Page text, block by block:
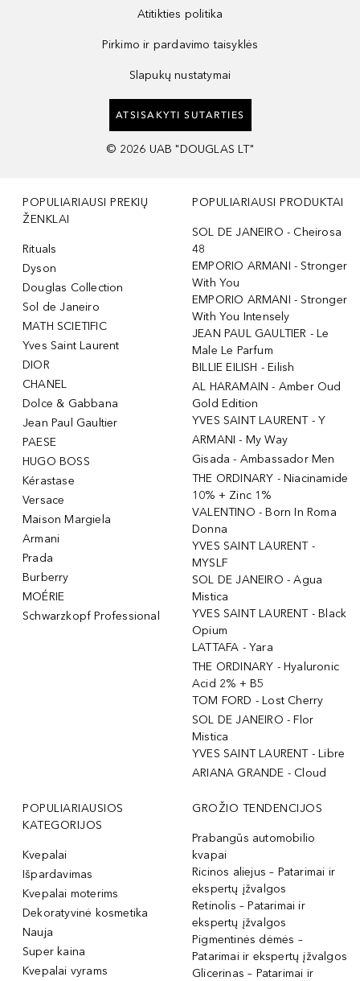
Atitikties politika
Pirkimo ir pardavimo taisyklės
Slapukų nustatymai
ATSISAKYTI SUTARTIES
© 2026 UAB "DOUGLAS LT"
POPULIARIAUSI PREKIŲ
ŽENKLAI
Rituals
Dyson
Douglas Collection
Sol de Janeiro
MATH SCIETIFIC
Yves Saint Laurent
DIOR
CHANEL
Dolce & Gabbana
Jean Paul Gaultier
PAESE
HUGO BOSS
Kérastase
Versace
Maison Margiela
Armani
Prada
Burberry
MOÉRIE
Schwarzkopf Professional
POPULIARIAUSI PRODUKTAI
SOL DE JANEIRO - Cheirosa
48
EMPORIO ARMANI - Stronger
With You
EMPORIO ARMANI - Stronger
With You Intensely
JEAN PAUL GAULTIER - Le
Male Le Parfum
BILLIE EILISH - Eilish
AL HARAMAIN - Amber Oud
Gold Edition
YVES SAINT LAURENT - Y
ARMANI - My Way
Gisada - Ambassador Men
THE ORDINARY - Niacinamide
10% + Zinc 1%
VALENTINO - Born In Roma
Donna
YVES SAINT LAURENT -
MYSLF
SOL DE JANEIRO - Agua
Mistica
YVES SAINT LAURENT - Black
Opium
LATTAFA - Yara
THE ORDINARY - Hyaluronic
Acid 2% + B5
TOM FORD - Lost Cherry
SOL DE JANEIRO - Flor
Mistica
YVES SAINT LAURENT - Libre
ARIANA GRANDE - Cloud
POPULIARIAUSIOS
KATEGORIJOS
Kvepalai
Išpardavimas
Kvepalai moterims
Dekoratyvinė kosmetika
Nauja
Super kaina
Kvepalai vyrams
GROŽIO TENDENCIJOS
Prabangūs automobilio
kvapai
Ricinos aliejus – Patarimai ir
ekspertų įžvalgos
Retinolis – Patarimai ir
ekspertų įžvalgos
Pigmentinės dėmės –
Patarimai ir ekspertų įžvalgos
Glicerinas – Patarimai ir